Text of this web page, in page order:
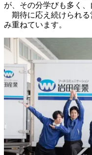
が、その分学びも多く、
期待に応え続けられる
み重ねています。